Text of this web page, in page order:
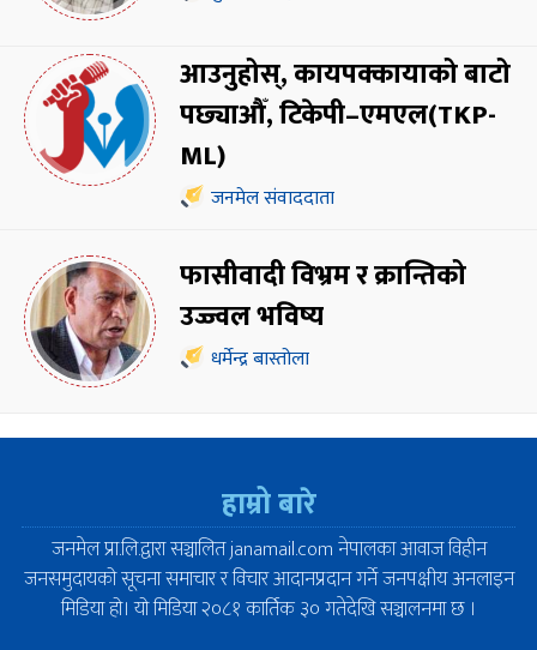
आउनुहोस्, कायपक्कायाको बाटो
पछ्याऔँ, टिकेपी–एमएल(TKP-
ML)
जनमेल संवाददाता
फासीवादी विभ्रम र क्रान्तिको
उज्ज्वल भविष्य
धर्मेन्द्र बास्तोला
हाम्रो बारे
जनमेल प्रा.लि.द्वारा सञ्चालित janamail.com नेपालका आवाज विहीन
जनसमुदायको सूचना समाचार र विचार आदानप्रदान गर्ने जनपक्षीय अनलाइन
मिडिया हो। यो मिडिया २०८१ कार्तिक ३० गतेदेखि सञ्चालनमा छ ।